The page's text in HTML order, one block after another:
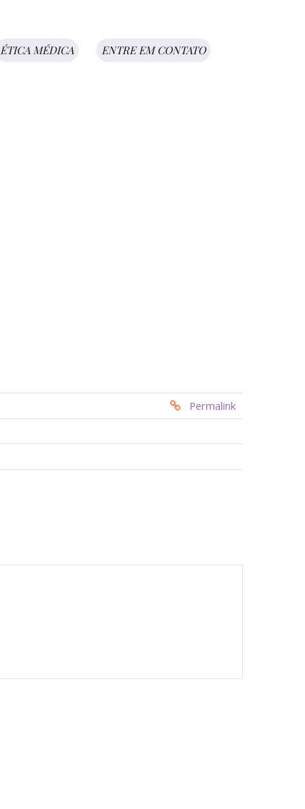
ÉTICA MÉDICA ENTRE EM CONTATO
Permalink